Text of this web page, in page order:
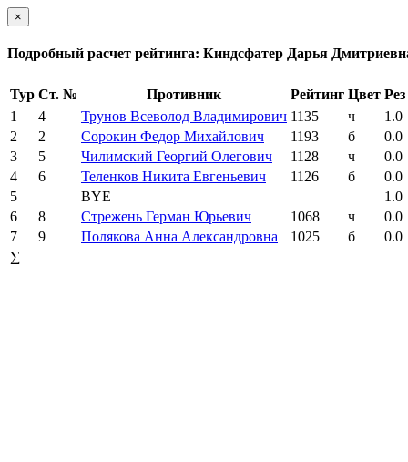
×
Подробный расчет рейтинга: Киндсфатер Дарья
Тур Ст. № Противник Рейтинг Цвет Рез
1
4 Трунов Всеволод Владимирович 1135 ч
1.0
2
2 Сорокин Федор Михайлович 1193 б
0.0
3
5 Чилимский Георгий Олегович 1128 ч
0.0
4
6 Теленков Никита Евгеньевич 1126 б
0.0
5
BYE
1.0
6
8 Стрежень Герман Юрьевич 1068 ч
0.0
7
9 Полякова Анна Александровна 1025 б
0.0
∑